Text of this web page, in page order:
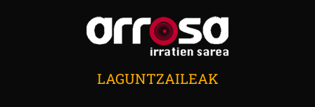
LAGUNTZAILEAK